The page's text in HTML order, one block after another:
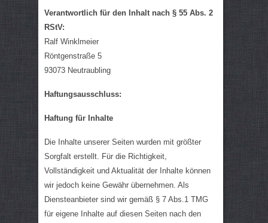
Verantwortlich für den Inhalt nach § 55 Abs. 2
RStV:
Ralf Winklmeier
Röntgenstraße 5
93073 Neutraubling
Haftungsausschluss:
Haftung für Inhalte
Die Inhalte unserer Seiten wurden mit größter
Sorgfalt erstellt. Für die Richtigkeit,
Vollständigkeit und Aktualität der Inhalte können
wir jedoch keine Gewähr übernehmen. Als
Diensteanbieter sind wir gemäß § 7 Abs.1 TMG
für eigene Inhalte auf diesen Seiten nach den